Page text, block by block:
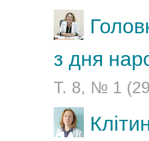
з дня
Т. 8, № 1